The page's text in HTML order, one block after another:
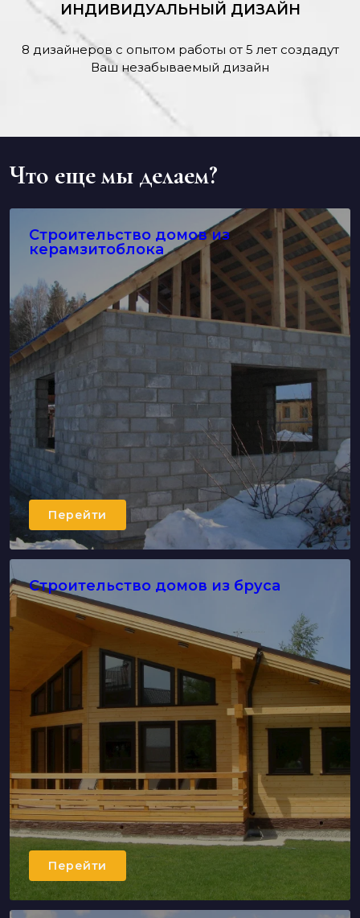
ИНДИВИДУАЛЬНЫЙ ДИЗАЙН
8 дизайнеров с опытом работы от 5 лет создадут
Ваш незабываемый дизайн
Что еще мы делаем?
Строительство домов из
керамзитоблока
Перейти
Строительство домов из бруса
Перейти